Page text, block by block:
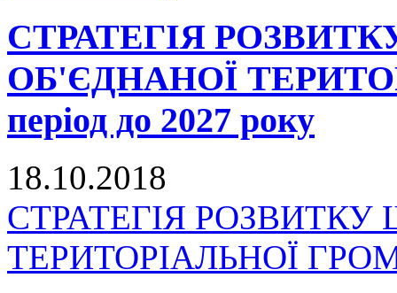
СТРАТЕГІЯ
ОБ'ЄДНАНОЇ
період до 2027 року
18.10.2018
СТРАТЕГІЯ
ТЕРИТОРІАЛЬНОЇ